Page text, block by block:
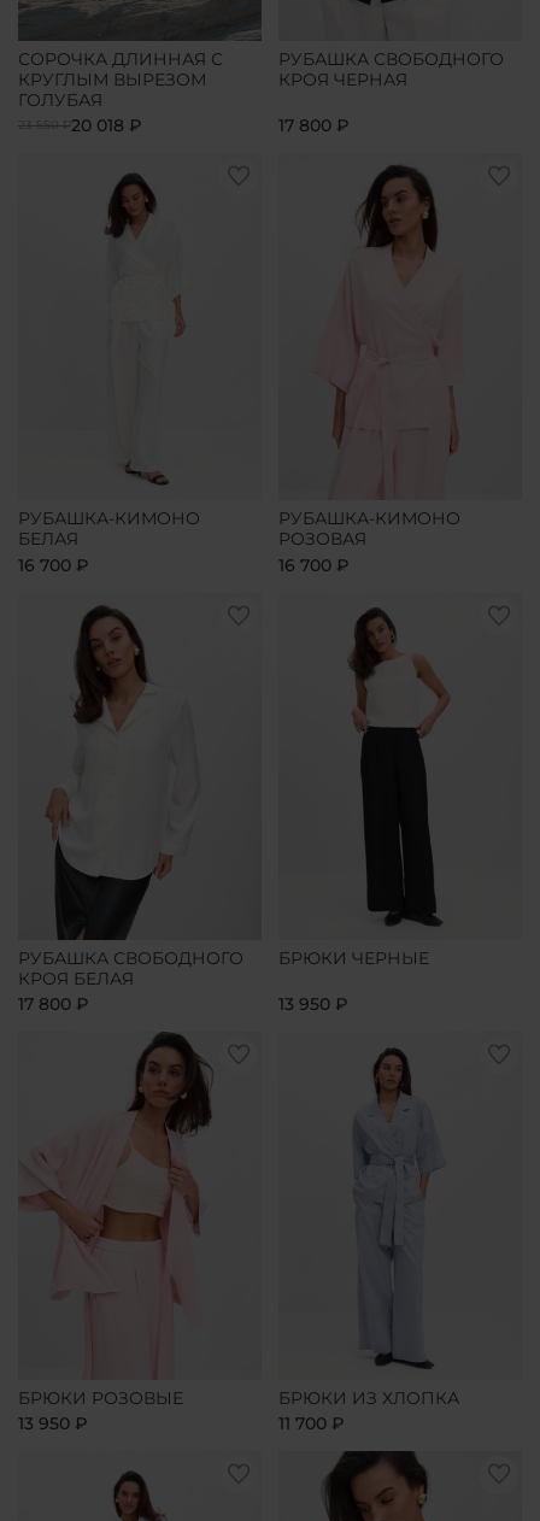
СОРОЧКА ДЛИННАЯ С
КРУГЛЫМ ВЫРЕЗОМ
ГОЛУБАЯ
23 550 ₽20 018 ₽
РУБАШКА СВОБОДНОГО
КРОЯ ЧЕРНАЯ
17 800 ₽
РУБАШКА-КИМОНО
БЕЛАЯ
16 700 ₽
РУБАШКА-КИМОНО
РОЗОВАЯ
16 700 ₽
РУБАШКА СВОБОДНОГО
КРОЯ БЕЛАЯ
17 800 ₽
БРЮКИ ЧЕРНЫЕ
13 950 ₽
БРЮКИ РОЗОВЫЕ
13 950 ₽
БРЮКИ ИЗ ХЛОПКА
11 700 ₽